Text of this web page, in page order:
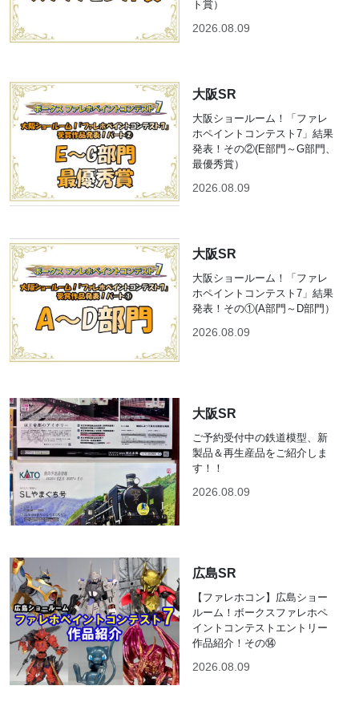
ト賞）
2026.08.09
大阪SR
大阪ショールーム！「ファレ
ホペイントコンテスト7」結果
発表！その②(E部門～G部門、
最優秀賞）
2026.08.09
大阪SR
大阪ショールーム！「ファレ
ホペイントコンテスト7」結果
発表！その①(A部門～D部門）
2026.08.09
大阪SR
ご予約受付中の鉄道模型、新
製品＆再生産品をご紹介しま
す！！
2026.08.09
広島SR
【ファレホコン】広島ショー
ルーム！ボークスファレホペ
イントコンテストエントリー
作品紹介！その⑭
2026.08.09